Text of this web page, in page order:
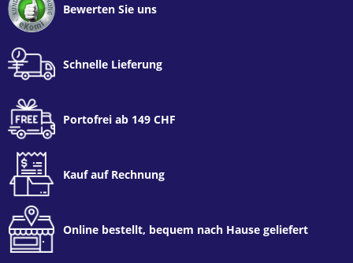
Bewerten Sie uns
Schnelle Lieferung
Portofrei ab 149 CHF
Kauf auf Rechnung
Online bestellt, bequem nach Hause geliefert